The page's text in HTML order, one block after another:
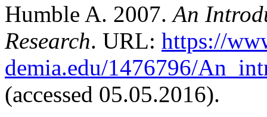
Humble A. 2007.An
Research. URL: https://
demia.edu/1476796/
(accessed 05.05.2016).